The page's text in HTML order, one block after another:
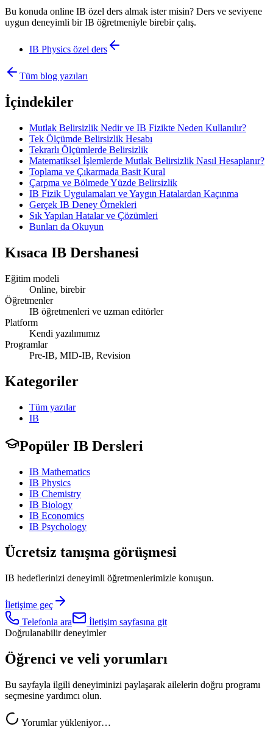
Bu konuda online IB özel ders almak ister misin? Ders ve seviyene
uygun deneyimli bir IB öğretmeniyle birebir çalış.
IB Physics özel ders
Tüm blog yazıları
İçindekiler
Mutlak Belirsizlik Nedir ve IB Fizikte Neden Kullanılır?
Tek Ölçümde Belirsizlik Hesabı
Tekrarlı Ölçümlerde Belirsizlik
Matematiksel İşlemlerde Mutlak Belirsizlik Nasıl Hesaplanır?
Toplama ve Çıkarmada Basit Kural
Çarpma ve Bölmede Yüzde Belirsizlik
IB Fizik Uygulamaları ve Yaygın Hatalardan Kaçınma
Gerçek IB Deney Örnekleri
Sık Yapılan Hatalar ve Çözümleri
Bunları da Okuyun
Kısaca IB Dershanesi
Eğitim modeli
Online, birebir
Öğretmenler
IB öğretmenleri ve uzman editörler
Platform
Kendi yazılımımız
Programlar
Pre-IB, MID-IB, Revision
Kategoriler
Tüm yazılar
IB
Popüler IB Dersleri
IB Mathematics
IB Physics
IB Chemistry
IB Biology
IB Economics
IB Psychology
Ücretsiz tanışma görüşmesi
IB hedeflerinizi deneyimli öğretmenlerimizle konuşun.
İletişime geç
Telefonla ara
İletişim sayfasına git
Doğrulanabilir deneyimler
Öğrenci ve veli yorumları
Bu sayfayla ilgili deneyiminizi paylaşarak ailelerin doğru programı
seçmesine yardımcı olun.
Yorumlar yükleniyor…